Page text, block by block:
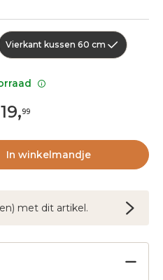
Vierkant kussen 60 cm
19,99
In winkelmandje
spaarpunt(en) met dit artikel.